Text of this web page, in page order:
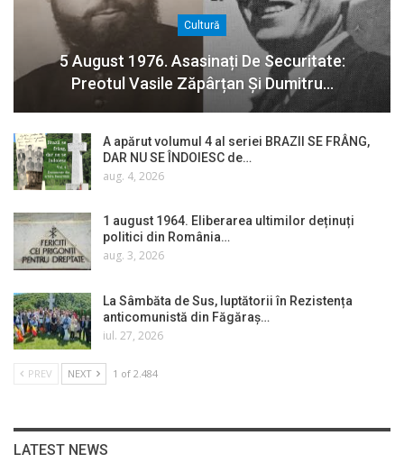
Cultură
5 August 1976. Asasinați De Securitate:
Preotul Vasile Zăpârțan Și Dumitru…
A apărut volumul 4 al seriei BRAZII SE FRÂNG,
DAR NU SE ÎNDOIESC de…
aug. 4, 2026
1 august 1964. Eliberarea ultimilor deținuți
politici din România…
aug. 3, 2026
La Sâmbăta de Sus, luptătorii în Rezistența
anticomunistă din Făgăraș…
iul. 27, 2026
PREV NEXT 1 of 2.484
LATEST NEWS